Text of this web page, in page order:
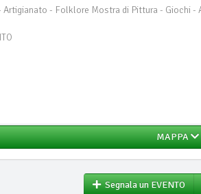
Artigianato - Folklore Mostra di Pittura - Giochi -
MAPPA
Segnala un EVENTO